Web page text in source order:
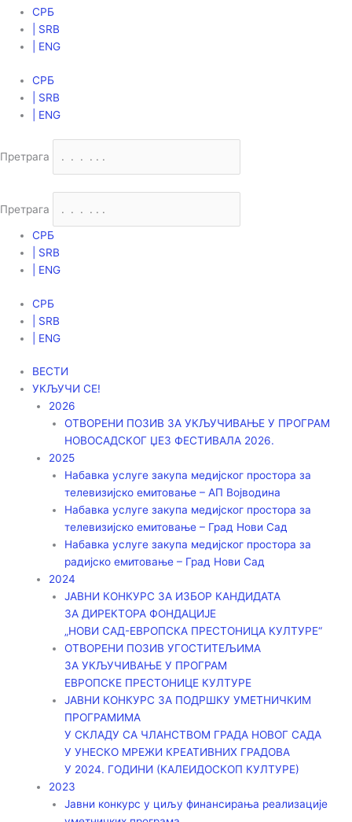
СРБ
| SRB
| ENG
СРБ
| SRB
| ENG
Претрага
Претрага
СРБ
| SRB
| ENG
СРБ
| SRB
| ENG
ВЕСТИ
УКЉУЧИ СЕ!
2026
ОТВОРЕНИ ПОЗИВ ЗА УКЉУЧИВАЊЕ У ПРОГРАМ
НОВОСАДСКОГ ЏЕЗ ФЕСТИВАЛА 2026.
2025
Набавка услуге закупа медијског простора за
телевизијско емитовање – АП Војводинa
Набавка услуге закупа медијског простора за
телевизијско емитовање – Град Нови Сад
Набавка услуге закупа медијског простора за
радијско емитовање – Град Нови Сад
2024
ЈАВНИ КОНКУРС ЗА ИЗБОР КАНДИДАТА
ЗА ДИРЕКТОРА ФОНДАЦИЈЕ
„НОВИ САД-ЕВРОПСКА ПРЕСТОНИЦА КУЛТУРЕ“
ОТВОРЕНИ ПОЗИВ УГОСТИТЕЉИМА
ЗА УКЉУЧИВАЊЕ У ПРОГРАМ
ЕВРОПСКЕ ПРЕСТОНИЦЕ КУЛТУРЕ
ЈАВНИ КОНКУРС ЗА ПОДРШКУ УМЕТНИЧКИМ
ПРОГРАМИМА
У СКЛАДУ СА ЧЛАНСТВОМ ГРАДА НОВОГ САДА
У УНЕСКО МРЕЖИ КРЕАТИВНИХ ГРАДОВА
У 2024. ГОДИНИ (КАЛЕИДОСКОП КУЛТУРЕ)
2023
Јавни конкурс у циљу финансирања реализације